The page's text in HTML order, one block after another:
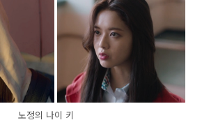
노정의 나이 키